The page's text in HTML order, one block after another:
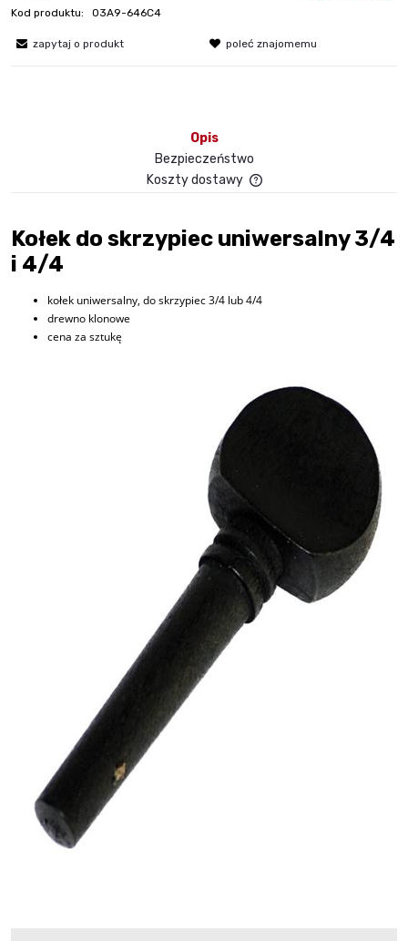
Kod produktu:
03A9-646C4
zapytaj o produkt poleć znajomemu
Opis
Bezpieczeństwo
Koszty dostawy
Kołek do skrzypiec uniwersalny 3/4
i 4/4
kołek uniwersalny, do skrzypiec 3/4 lub 4/4
drewno klonowe
cena za sztukę